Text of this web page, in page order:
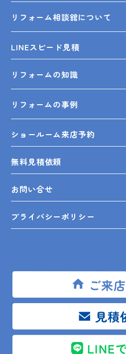
ご来
見積
LINE
リフォーム相談舘について
LINEスピード見積
リフォームの知識
リフォームの事例
ショールーム来店予約
無料見積依頼
お問い合せ
プライバシーポリシー
〒292-0055 木更津
館山店 〒294-0054 館山